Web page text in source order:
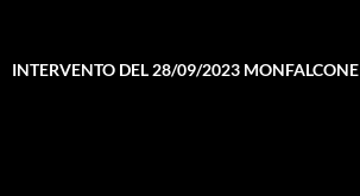
INTERVENTO DEL 28/09/2023 MONFALCONE